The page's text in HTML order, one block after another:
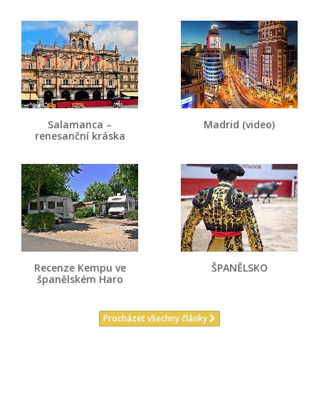
Salamanca –
renesanční kráska
Madrid (video)
Recenze Kempu ve
španělském Haro
ŠPANĚLSKO
Procházet všechny články